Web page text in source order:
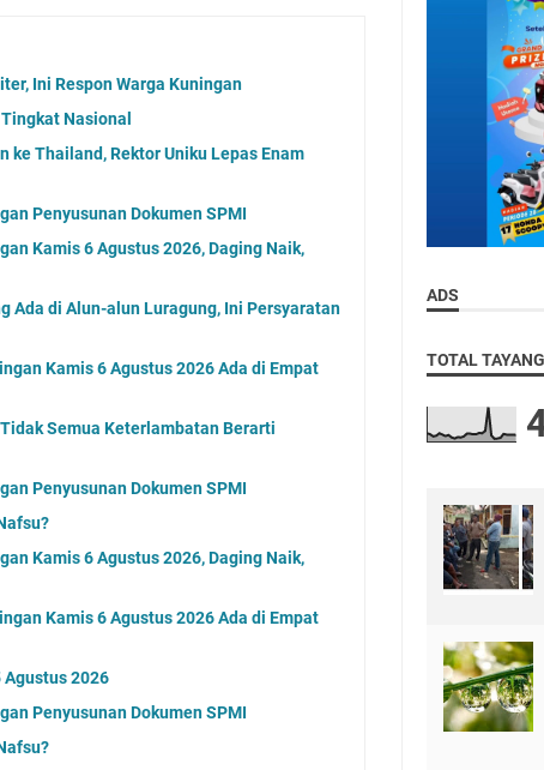
Ini Respon Warga Kuningan
Nasional
ke Thailand, Rektor Uniku Lepas Enam
Penyusunan Dokumen SPMI
Kamis 6 Agustus 2026, Daging Naik,
Ada di Alun-alun Luragung, Ini Persyaratan
Kamis 6 Agustus 2026 Ada di Empat
Semua Keterlambatan Berarti
Penyusunan Dokumen SPMI
Kamis 6 Agustus 2026, Daging Naik,
Kamis 6 Agustus 2026 Ada di Empat
Agustus 2026
Penyusunan Dokumen SPMI
ADS
TOTAL